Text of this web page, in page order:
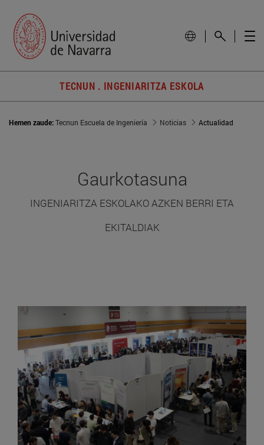
TECNUN . INGENIARITZA ESKOLA
Hemen zaude:Tecnun Escuela de Ingeniería Noticias Actualidad
Gaurkotasuna
INGENIARITZA ESKOLAKO AZKEN BERRI ETA
EKITALDIAK